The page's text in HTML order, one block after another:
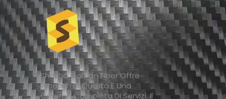
Shasha Carbon Fiber Offre
Prodotti Di Qualità E Una
Gamma Completa Di Servizi. Il